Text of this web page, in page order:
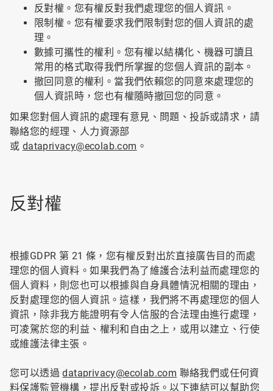
反對權。您有權反對我們處理您的個人資訊。
限制權。您有權要求我們限制對您的個人資訊的處
理。
數據可攜性的權利。您有權以結構化、機器可讀且
常用的格式取得我們所掌握的您個人資訊的副本。
撤回同意的權利。當我們依賴您的同意來處理您的
個人資訊時，您也有權隨時撤回您的同意。
如果您對個人資訊的處理有意見、問題、投訴或請求，請
聯絡您的經理、人力資源部
或 dataprivacy@ecolab.com 。
反對權
根據GDPR 第 21 條，您有權反對出於直接廣告目的而處
理您的個人資料。如果我們為了維護合法利益而處理您的
個人資料，則您也可以根據與自身具體情況相關的理由，
反對處理您的個人資訊。這樣，我們將不再處理您的個人
資訊，除非我方能證明有令人信服的合法理由進行處理，
可凌駕於您的利益、權利和自由之上，或用以建立、行使
或維護法律主張。
您可以透過dataprivacy@ecolab.com 聯絡我們或任何資
料保護監管機構，提出反對或投訴。以下連結可以幫助您